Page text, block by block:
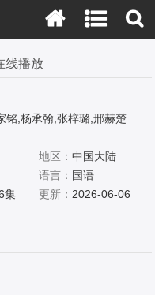
线播放
铭,杨承翰,张梓璐,邢赫楚
地区： 中国大陆
语言： 国语
集 更新： 2026-06-06